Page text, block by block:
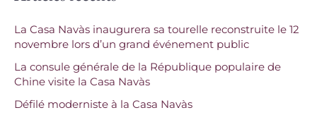
e
r
c
h
La Casa Navàs inaugurera sa tourelle reconstruite le 12
novembre lors d’un grand événement public
La consule générale de la République populaire de
Chine visite la Casa Navàs
Défilé moderniste à la Casa Navàs